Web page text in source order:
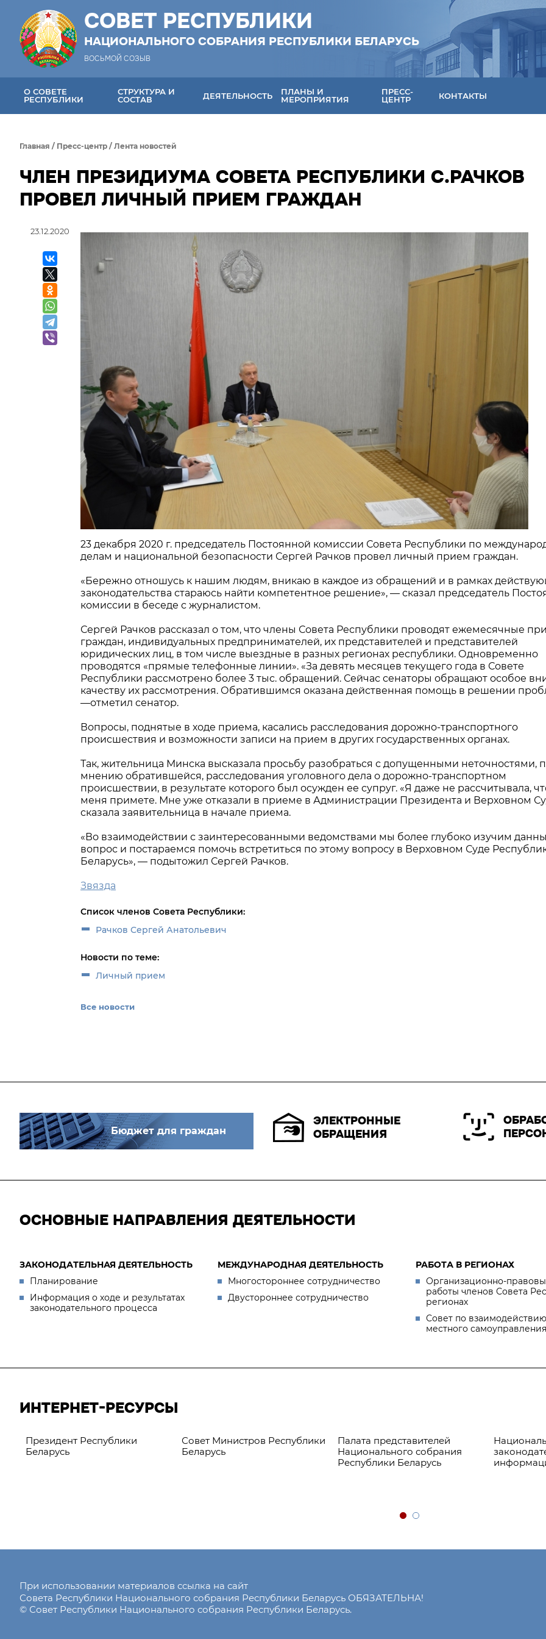
СОВЕТ РЕСПУБЛИКИ
НАЦИОНАЛЬНОГО СОБРАНИЯ РЕСПУБЛИКИ БЕЛАРУСЬ
ВОСЬМОЙ СОЗЫВ
О СОВЕТЕ
РЕСПУБЛИКИ
СТРУКТУРА И
СОСТАВ
ДЕЯТЕЛЬНОСТЬ
ПЛАНЫ И
МЕРОПРИЯТИЯ
ПРЕСС-
ЦЕНТР
КОНТАКТЫ
Главная / Пресс-центр / Лента новостей
ЧЛЕН ПРЕЗИДИУМА СОВЕТА РЕСПУБЛИКИ С.РАЧКОВ
ПРОВЕЛ ЛИЧНЫЙ ПРИЕМ ГРАЖДАН
23.12.2020
23 декабря 2020 г. председатель Постоянной комиссии Совета Республики по
делам и национальной безопасности Сергей Рачков провел личный прием граждан.
«Бережно отношусь к нашим людям, вникаю в каждое из обращений и в рамках
законодательства стараюсь найти компетентное решение», — сказал председатель
комиссии в беседе с журналистом.
Сергей Рачков рассказал о том, что члены Совета Республики проводят ежемесячные
граждан, индивидуальных предпринимателей, их представителей и представителей
юридических лиц, в том числе выездные в разных регионах республики. Одновременно
проводятся «прямые телефонные линии». «За девять месяцев текущего года в Совете
Республики рассмотрено более 3 тыс. обращений. Сейчас сенаторы обращают особое
качеству их рассмотрения. Обратившимся оказана действенная помощь в решении
—отметил сенатор.
Вопросы, поднятые в ходе приема, касались расследования дорожно-транспортного
происшествия и возможности записи на прием в других государственных органах.
Так, жительница Минска высказала просьбу разобраться с допущенными неточностями,
мнению обратившейся, расследования уголовного дела о дорожно-транспортном
происшествии, в результате которого был осужден ее супруг. «Я даже не рассчитывала,
меня примете. Мне уже отказали в приеме в Администрации Президента и Верховном
сказала заявительница в начале приема.
«Во взаимодействии с заинтересованными ведомствами мы более глубоко изучим
вопрос и постараемся помочь встретиться по этому вопросу в Верховном Суде
Беларусь», — подытожил Сергей Рачков.
Звязда
Список членов Совета Республики:
Рачков Сергей Анатольевич
Новости по теме:
Личный прием
Все новости
Бюджет для граждан
ЭЛЕКТРОННЫЕ
ОБРАЩЕНИЯ
ОСНОВНЫЕ НАПРАВЛЕНИЯ ДЕЯТЕЛЬНОСТИ
ЗАКОНОДАТЕЛЬНАЯ ДЕЯТЕЛЬНОСТЬ
Планирование
Информация о ходе и результатах
законодательного процесса
МЕЖДУНАРОДНАЯ ДЕЯТЕЛЬНОСТЬ
Многостороннее сотрудничество
Двустороннее сотрудничество
РАБОТА В РЕГИОНАХ
Организационно-
работы членов Совета
регионах
Совет по
местного самоуправления
ИНТЕРНЕТ-РЕСУРСЫ
Президент Республики
Беларусь
Совет Министров Республики
Беларусь
Палата представителей
Национального собрания
Республики Беларусь
При использовании материалов ссылка на сайт
Совета Республики Национального собрания Республики Беларусь ОБЯЗАТЕЛЬНА!
© Совет Республики Национального собрания Республики Беларусь.